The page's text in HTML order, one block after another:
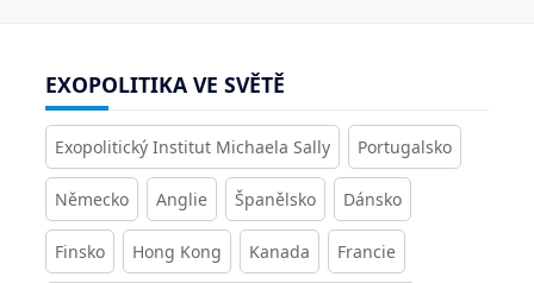
EXOPOLITIKA VE SVĚTĚ
Exopolitický Institut Michaela Sally Portugalsko
Německo Anglie Španělsko Dánsko
Finsko Hong Kong Kanada Francie